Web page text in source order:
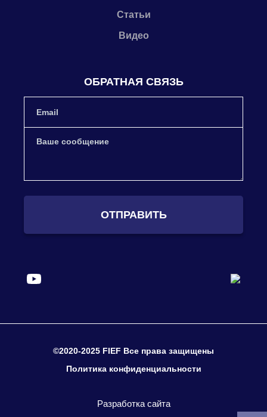
Статьи
Видео
ОБРАТНАЯ СВЯЗЬ
ОТПРАВИТЬ
©2020-2025 FIEF Все права защищены
Политика конфиденциальности
Разработка сайта